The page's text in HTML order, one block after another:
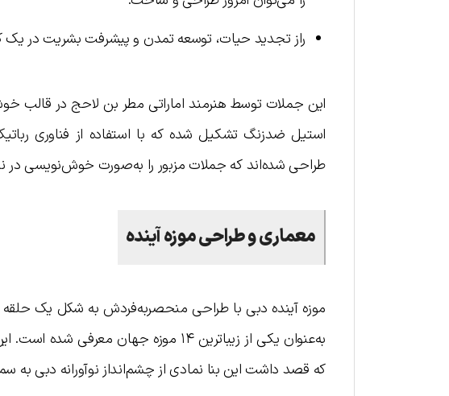
راز تجدید حیات، توسعه تمدن و پیشرفت بشریت در یک
استیل ضدزنگ تشکیل شده که با استفاده از فناوری
طراحی شده‌اند که جملات مزبور را به‌صورت خوش‌نویسی در
معماری و طراحی موزه آینده
موزه آینده دبی با طراحی منحصربه‌فردش به شکل یک حلقه
به‌عنوان یکی از زیباترین ۱۴ موزه
که قصد داشت این بنا نمادی از چشم‌انداز نوآورانه دبی به